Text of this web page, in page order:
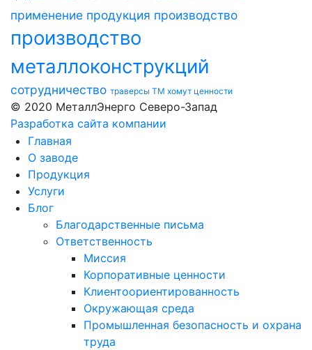
применение продукция производство
производство
металлоконструкций
сотрудничество траверсы ТМ хомут ценности
© 2020 МеталлЭнерго Северо-Запад
Разработка сайта компании
Главная
О заводе
Продукция
Услуги
Блог
Благодарственные письма
Ответственность
Миссия
Корпоративные ценности
Клиентоориентированность
Окружающая среда
Промышленная безопасность и охрана
труда